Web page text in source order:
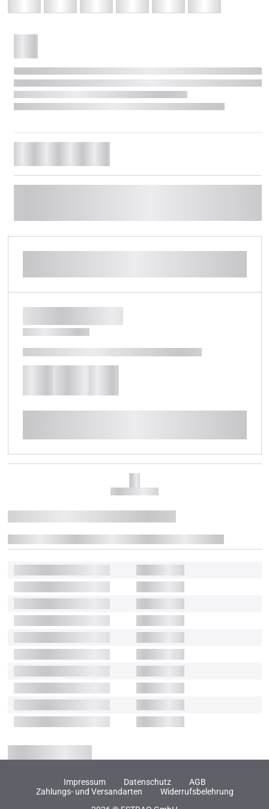
Impressum Datenschutz
AGB
Zahlungs- und Versandarten
Widerrufsbelehrung